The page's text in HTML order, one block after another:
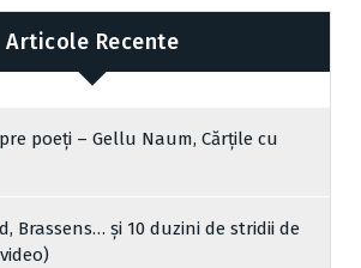
Articole Recente
poeți – Gellu Naum, Cărțile cu
Brassens… și 10 duzini de stridii de